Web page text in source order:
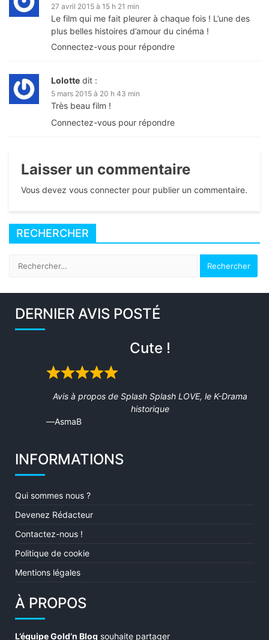
27 avril 2015 à 15 h 21 min
Le film qui me fait pleurer à chaque fois ! L’une des
plus belles histoires d’amour du cinéma !
Connectez-vous pour répondre
Lolotte dit :
5 mars 2015 à 20 h 43 min
Très beau film !
Connectez-vous pour répondre
Laisser un commentaire
Vous devez vous connecter pour publier un commentaire.
RECHERCHER
DERNIER AVIS POSTÉ
Cute !
Rated
Avis à propos de Splash Splash LOVE, le K-Drama
historique
AsmaB
INFORMATIONS
Qui sommes nous ?
Devenez Rédacteur
Contactez-nous !
Politique de cookie
Mentions légales
À PROPOS
L’équipe Gold’n Blog souhaite partager